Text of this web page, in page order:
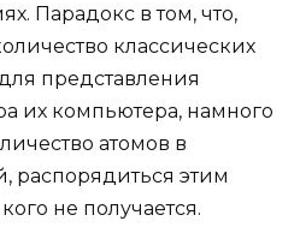
Парадокс в том, что,
классических
представления
их компьютера, намного
атомов в
распорядиться этим
не получается.